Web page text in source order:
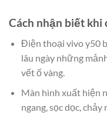
Cách nhận biết khi
Điện thoại vivo y50
lâu ngày những
vết ố vàng.
Màn hình xuất hiện
ngang, sọc dọc, chảy